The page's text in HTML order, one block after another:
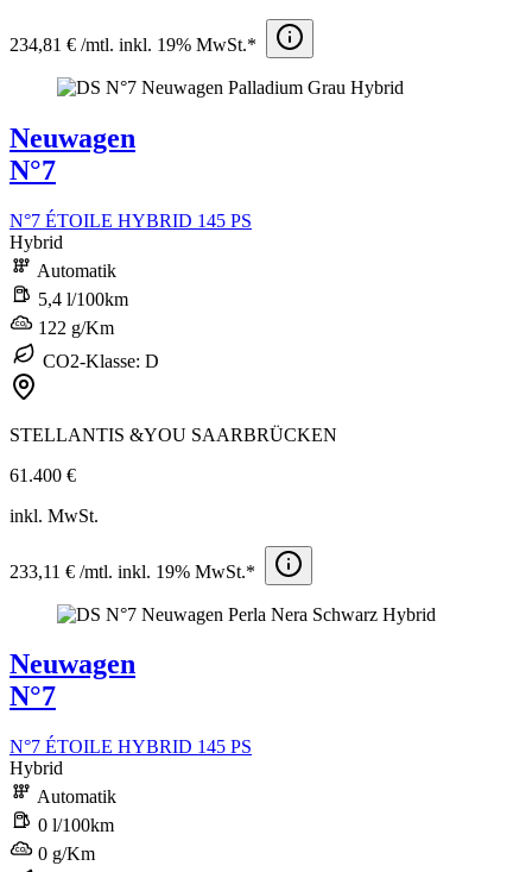
234,81 € /mtl. inkl. 19% MwSt.*
Neuwagen
N°7
N°7 ÉTOILE HYBRID 145 PS
Hybrid
Automatik
5,4 l/100km
122 g/Km
CO2-Klasse: D
STELLANTIS &YOU SAARBRÜCKEN
61.400 €
inkl. MwSt.
233,11 € /mtl. inkl. 19% MwSt.*
Neuwagen
N°7
N°7 ÉTOILE HYBRID 145 PS
Hybrid
Automatik
0 l/100km
0 g/Km